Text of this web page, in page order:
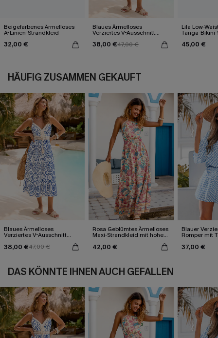
Beigefarbenes Ärmelloses
A-Linien-Strandkleid
32,00 €
Blaues Ärmelloses
Verziertes V-Ausschnitt
38,00 €47,00 €
Lila Low-
Tanga-
45,00 €
HÄUFIG ZUSAMMEN GEKAUFT
Blaues Ärmelloses
Verziertes V-Ausschnitt
38,00 €47,00 €
Rosa Geblümtes Ärmelloses
Maxi-Strandkleid mit hohem
42,00 €
Blauer
Romper mit
37,00 €
DAS KÖNNTE IHNEN AUCH GEFALLEN